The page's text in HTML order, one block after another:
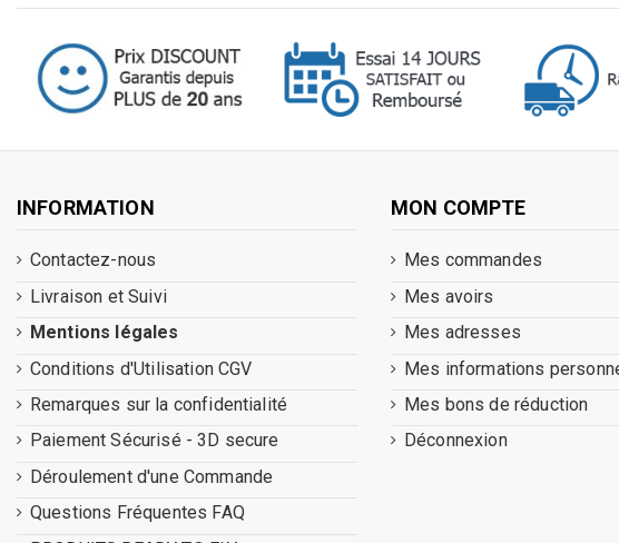
INFORMATION
Contactez-nous
Livraison et Suivi
Mentions légales
Conditions d'Utilisation CGV
Remarques sur la confidentialité
Paiement Sécurisé - 3D secure
Déroulement d'une Commande
Questions Fréquentes FAQ
MON COMPTE
Mes commandes
Mes avoirs
Mes adresses
Mes informations
Mes bons de réduction
Déconnexion